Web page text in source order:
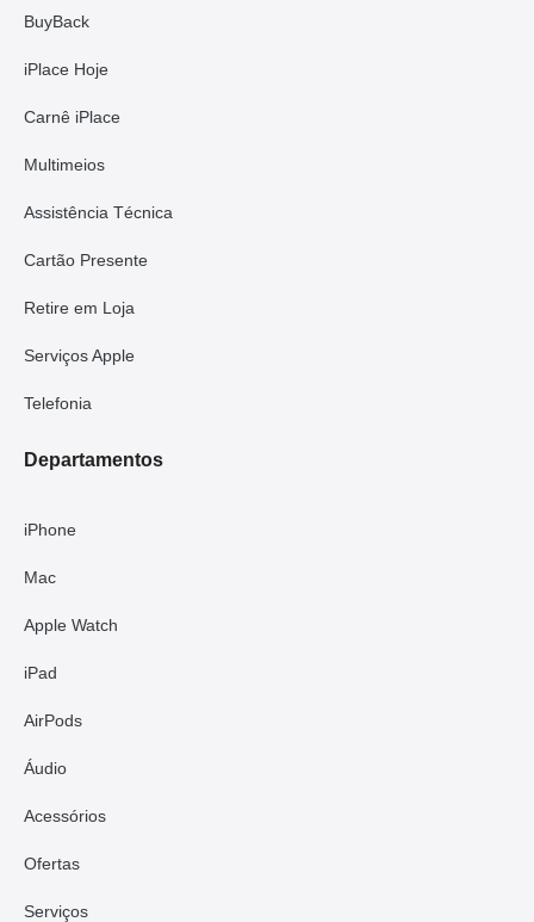
BuyBack
iPlace Hoje
Carnê iPlace
Multimeios
Assistência Técnica
Cartão Presente
Retire em Loja
Serviços Apple
Telefonia
Departamentos
iPhone
Mac
Apple Watch
iPad
AirPods
Áudio
Acessórios
Ofertas
Serviços